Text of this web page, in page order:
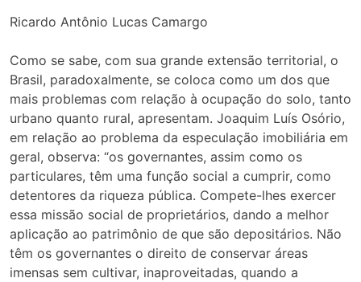
Ricardo Antônio Lucas Camargo
Como se sabe, com sua grande extensão territorial, o
Brasil, paradoxalmente, se coloca como um dos que
mais problemas com relação à ocupação do solo, tanto
urbano quanto rural, apresentam. Joaquim Luís Osório,
em relação ao problema da especulação imobiliária em
geral, observa: “os governantes, assim como os
particulares, têm uma função social a cumprir, como
detentores da riqueza pública. Compete-lhes exercer
essa missão social de proprietários, dando a melhor
aplicação ao patrimônio de que são depositários. Não
têm os governantes o direito de conservar áreas
imensas sem cultivar, inaproveitadas, quando a